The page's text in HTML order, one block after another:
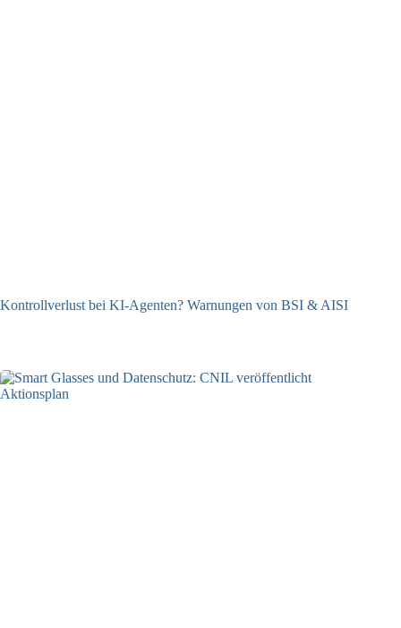
Kontrollverlust bei KI-Agenten? Warnungen von BSI & AISI